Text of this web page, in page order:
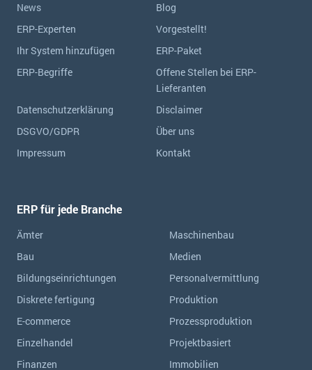
News
Blog
ERP-Experten
Vorgestellt!
Ihr System hinzufügen
ERP-Paket
ERP-Begriffe
Offene Stellen bei ERP-
Lieferanten
Datenschutzerklärung
Disclaimer
DSGVO/GDPR
Über uns
Impressum
Kontakt
ERP für jede Branche
Ämter
Bau
Bildungseinrichtungen
Diskrete fertigung
E-commerce
Einzelhandel
Finanzen
Maschinenbau
Medien
Personalvermittlung
Produktion
Prozessproduktion
Projektbasiert
Immobilien